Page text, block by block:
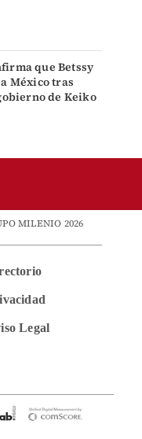
que Betssy
México tras
de Keiko
MILENIO 2026
Legal